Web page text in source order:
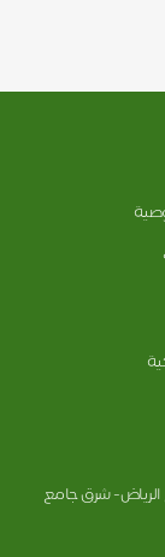
شرق جامع